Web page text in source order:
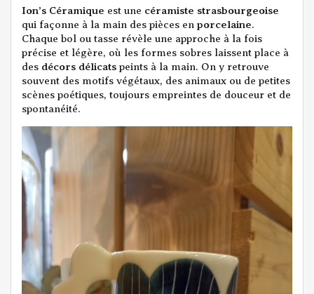
Ion’s Céramique est une céramiste strasbourgeoise
qui façonne à la main des pièces en porcelaine.
Chaque bol ou tasse révèle une approche à la fois
précise et légère, où les formes sobres laissent place à
des décors délicats peints à la main. On y retrouve
souvent des motifs végétaux, des animaux ou de petites
scènes poétiques, toujours empreintes de douceur et de
spontanéité.